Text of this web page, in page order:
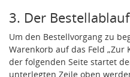
3. Der Bestellablauf
Um den Bestellvorgang zu
Warenkorb auf das Feld „Zur
der folgenden Seite startet
unterlegten Zeile oben